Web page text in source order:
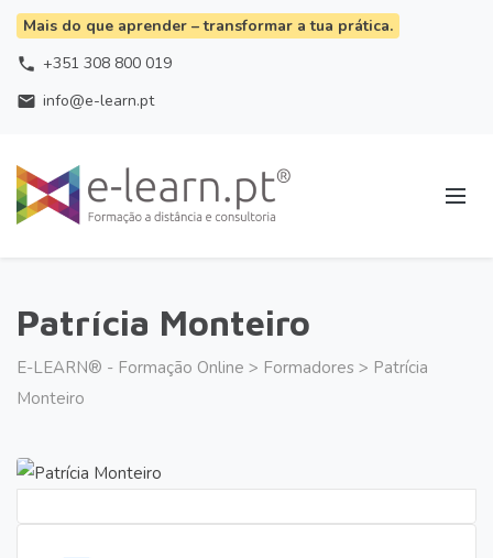
Mais do que aprender – transformar a tua prática.
phone +351 308 800 019
email info@e-learn.pt
Patrícia Monteiro
E-LEARN® - Formação Online > Formadores > Patrícia
Monteiro